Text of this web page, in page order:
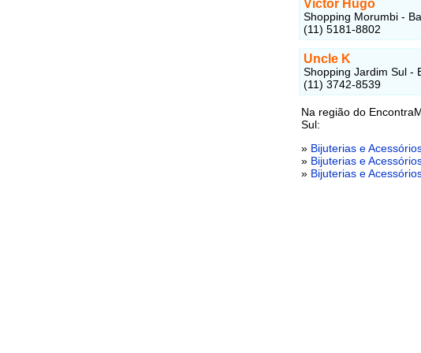
Victor Hugo
Shopping Morumbi -
(11) 5181-8802
Uncle K
Shopping Jardim Sul -
(11) 3742-8539
Na região do
Sul:
» Bijuterias e
» Bijuterias e
» Bijuterias e